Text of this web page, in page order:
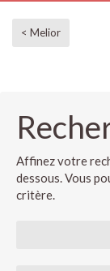
< Melior
Affinez votre
dessous. Vous
critère.